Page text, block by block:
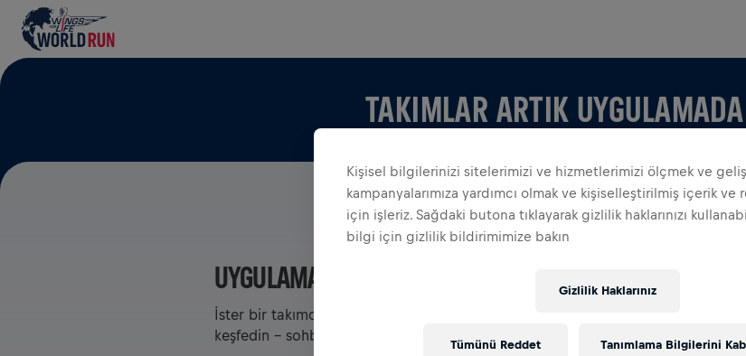
TAKIMLAR ARTIK
UYGULAMADA TAKIMLARI GÖRÜNTÜLE
İster bir takımda olun ister kendinize bir takım kurun, uygulamedaki tüm şeyleri
keşfedin - sohbet edin, liderlik tablonuzu takip edin ve birlikte kutlayın.
Kişisel bilgilerinizi sitelerimizi ve hizmetlerimizi ölçmek ve
kampanyalarımıza yardımcı olmak ve kişiselleştirilmiş içerik ve
için işleriz. Sağdaki butona tıklayarak gizlilik haklarınızı
bilgi için gizlilik bildirimimize bakın
Gizlilik Haklarınız
Tümünü Reddet Tanımlama Bilgilerini